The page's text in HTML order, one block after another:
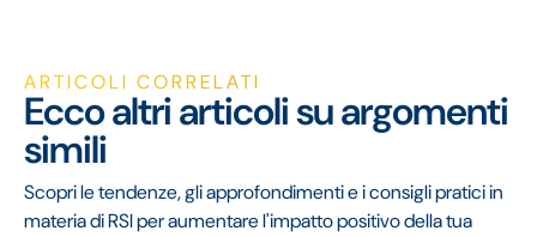
ARTICOLI CORRELATI
Ecco altri articoli su argomenti
simili
Scopri le tendenze, gli approfondimenti e i consigli pratici in
materia di RSI per aumentare l'impatto positivo della tua